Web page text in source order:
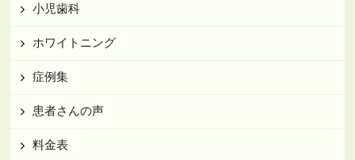
小児歯科
ホワイトニング
症例集
患者さんの声
料金表